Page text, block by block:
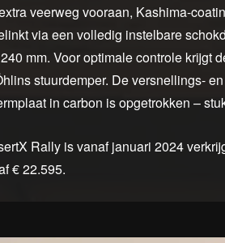
veerweg vooraan, Kashima-
via een volledig instelbare
mm. Voor optimale controle krijgt
stuurdemper. De versnellings-
in carbon is opgetrokken –
Rally is vanaf januari 2024
€ 22.595.